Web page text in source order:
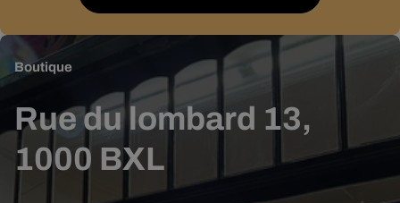
Boutique
Rue du lombard 13,
1000 BXL